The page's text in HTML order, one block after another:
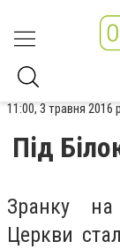
11:00, 3 травня 2016
Під
Зранку на
Церкви